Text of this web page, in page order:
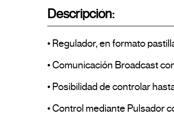
Descripción:
• Regulador, en formato
• Comunicación Broadcast
• Posibilidad de controlar
• Control mediante Pulsador